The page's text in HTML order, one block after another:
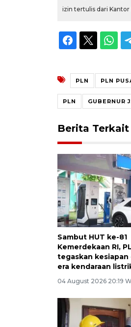
izin tertulis dari Kantor
PLN PLN
PLN GUBERNUR
Berita Terkait
Sambut HUT ke-81
Kemerdekaan RI,
tegaskan kesiapan
era kendaraan
04 August 2026 20:19